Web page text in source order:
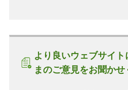
より良いウェブサイ
まのご意見をお聞かせ